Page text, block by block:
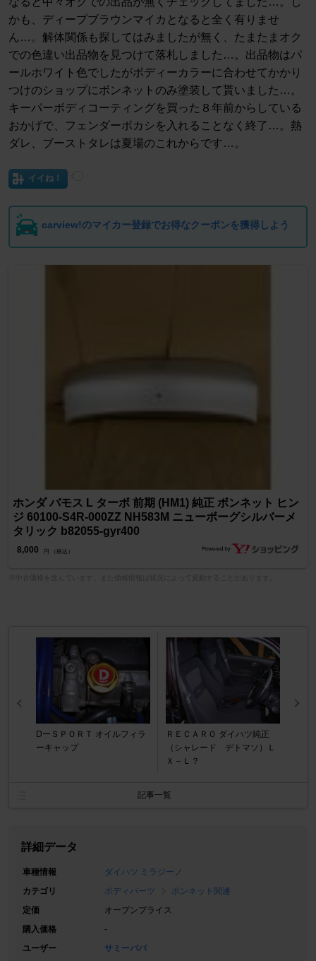
かも、ディープブラウンマイカとなると全く有りませ
ん…。解体関係も探してはみましたが無く、たまたまオク
での色違い出品物を見つけて落札しました…。出品物はパ
ールホワイト色でしたがボディーカラーに合わせてかかり
つけのショップにボンネットのみ塗装して貰いました…。
キーパーボディコーティングを買った８年前からしている
おかげで、フェンダーボカシを入れることなく終了…。熱
ダレ、ブーストタレは夏場のこれからです…。
イイね！
carview!のマイカー登録でお得なクーポンを獲得しよう
ホンダ バモス L ターボ 前期 (HM1) 純正 ボンネット ヒン
ジ 60100-S4R-000ZZ NH583M ニューボーグシルバーメ
タリック b82055-gyr400
8,000 円 （税込）
DーＳＰＯＲＴ オイルフィラ
ーキャップ
ＲＥＣＡＲＯ ダイハツ純正
（シャレード デトマソ）Ｌ
Ｘ－Ｌ？
記事一覧
詳細データ
車種情報
ダイハツ ミラジーノ
カテゴリ
ボディパーツ
ボンネット関連
定価
オープンプライス
購入価格
-
ユーザー
サミーパパ